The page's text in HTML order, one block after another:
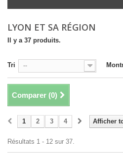
LIVRES ANCIENS AVANT 1900
LYON ET SA RÉGION
Il y a 37 produits.
Tri --
Comparer (0)
Afficher
1 2 3 4
Résultats 1 - 12 sur 37.